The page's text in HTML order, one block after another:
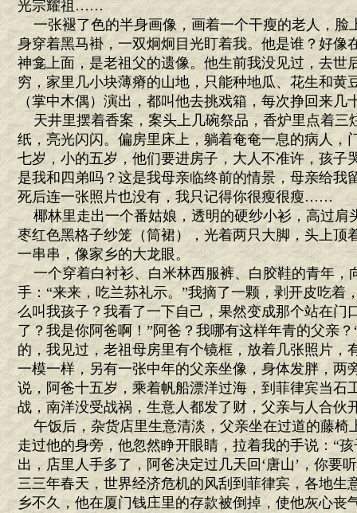
光宗耀祖……
一张褪了色的半身画像，画着一个干瘦的老人，脸
身穿着黑马褂，一双炯炯目光盯着我。他是谁？好像
神龛上面，是老祖父的遗像。他生前我没见过，去世
穷，家里几小块薄瘠的山地，只能种地瓜、花生和黄
（掌中木偶）演出，都叫他去挑戏箱，每次挣回来
天井里摆着香案，案头上几碗祭品，香炉里点着三
纸，亮光闪闪。偏房里床上，躺着奄奄一息的病人，
七岁，小的五岁，他们要进房子，大人不准许，孩子
是我和四弟吗？这是我母亲临终前的情景，母亲给我
死后连一张照片也没有，我只记得你很瘦很瘦……
椰林里走出一个番姑娘，透明的硬纱小衫，高过肩
枣红色黑格子纱笼（筒裙），光着两只大脚，头上顶
一串串，像家乡的大龙眼。
一个穿着白衬衫、白米林西服裤、白胶鞋的青年，
手：“来来，吃兰荪礼示。”我摘了一颗，剥开皮吃着
么叫我孩子？我看了一下自己，果然变成那个站在门
了？我是你阿爸啊！”阿爸？我哪有这样年青的父亲
的，我见过，老祖母房里有个镜框，放着几张照片，
一模一样，另有一张中年的父亲坐像，身体发胖，两
说，阿爸十五岁，乘着帆船漂洋过海，到菲律宾当石
战，南洋没受战祸，生意人都发了财，父亲与人合伙
午饭后，杂货店里生意清淡，父亲坐在过道的藤椅
走过他的身旁，他忽然睁开眼睛，拉着我的手说：“
出，店里人手多了，阿爸决定过几天回‘唐山’，你要
三三年春天，世界经济危机的风刮到菲律宾，各地生
乡不久，他在厦门钱庄里的存款被倒掉，使他灰心丧